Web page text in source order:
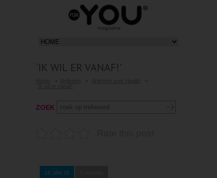
‘IK WIL ER VANAF!’
ZOEK
18 JAN 16